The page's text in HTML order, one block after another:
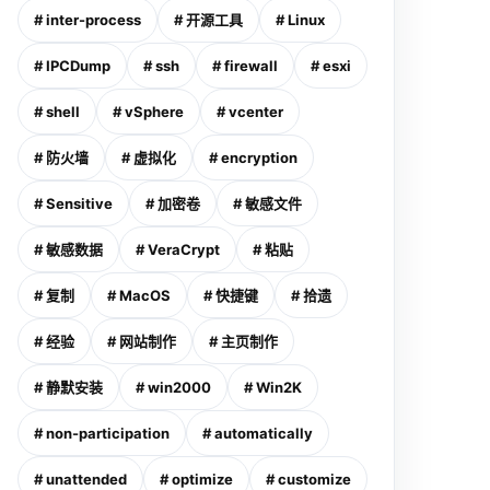
# inter-process # 开源工具 # Linux
# IPCDump # ssh # firewall # esxi
# shell # vSphere # vcenter
# 防火墙 # 虚拟化 # encryption
# Sensitive # 加密卷 # 敏感文件
# 敏感数据 # VeraCrypt # 粘贴
# 复制 # MacOS # 快捷键 # 拾遗
# 经验 # 网站制作 # 主页制作
# 静默安装 # win2000 # Win2K
# non-participation # automatically
# unattended # optimize # customize